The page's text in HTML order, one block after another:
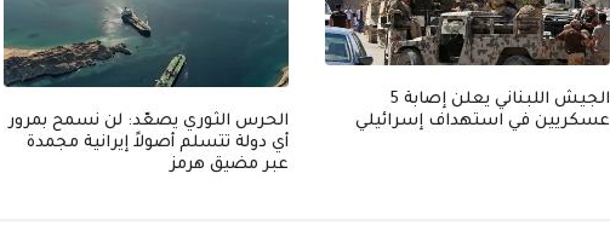
الجيش اللبناني يعلن إصابة 5
عسكريين في استهداف إسرائيلي
الحرس الثوري يصعّد: لن نسمح بمرور
أي دولة تتسلم أصولاً إيرانية مجمدة
عبر مضيق هرمز